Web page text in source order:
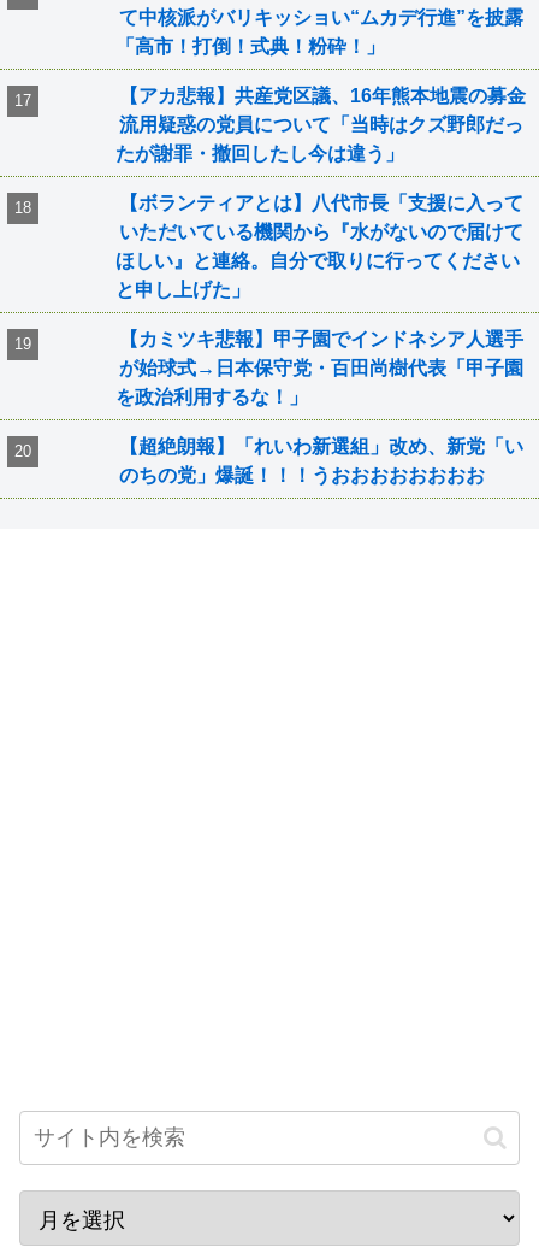
て中核派がバリキッショい“ムカデ行進”を披露
「高市！打倒！式典！粉砕！」
【アカ悲報】共産党区議、16年熊本地震の募金
流用疑惑の党員について「当時はクズ野郎だっ
たが謝罪・撤回したし今は違う」
【ボランティアとは】八代市長「支援に入って
いただいている機関から『水がないので届けて
ほしい』と連絡。自分で取りに行ってください
と申し上げた」
【カミツキ悲報】甲子園でインドネシア人選手
が始球式→日本保守党・百田尚樹代表「甲子園
を政治利用するな！」
【超絶朗報】「れいわ新選組」改め、新党「い
のちの党」爆誕！！！うおおおおおおおお